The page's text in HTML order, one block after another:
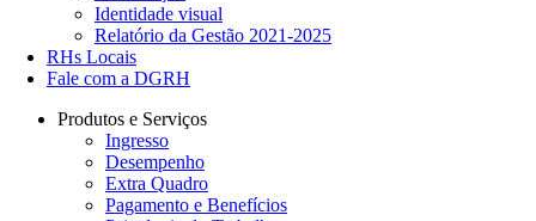
Identidade visual
Relatório da Gestão 2021-2025
RHs Locais
Fale com a DGRH
Produtos e Serviços
Ingresso
Desempenho
Extra Quadro
Pagamento e Benefícios